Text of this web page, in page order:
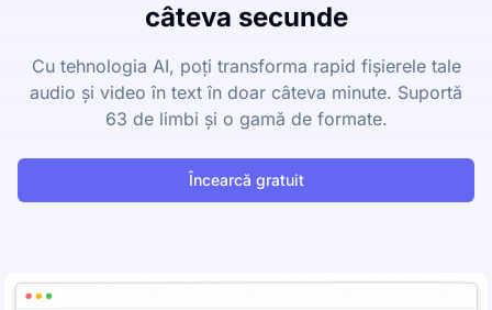
câteva secunde
Cu tehnologia AI, poți transforma rapid fișierele tale
audio și video în text în doar câteva minute. Suportă
63 de limbi și o gamă de formate.
Încearcă gratuit